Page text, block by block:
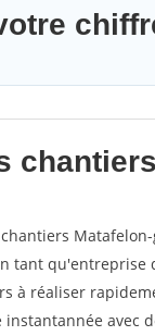
tant
à réaliser
instantannée avec